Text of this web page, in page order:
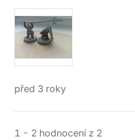
před 3 roky
1 - 2 hodnocení z 2